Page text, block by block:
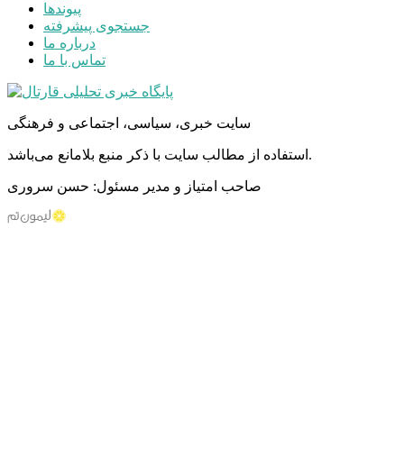
پیوندها
جستجوی پیشرفته
درباره ما
تماس با ما
سایت خبری، سیاسی، اجتماعی و فرهنگی
استفاده از مطالب سایت با ذکر منبع بلامانع می‌باشد.
صاحب امتیاز و مدیر مسئول: حسن سروری